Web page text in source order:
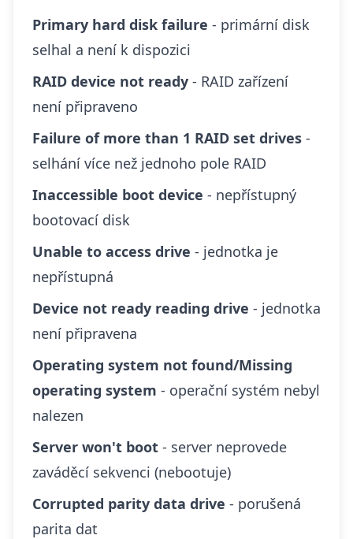
Primary hard disk failure - primární disk
selhal a není k dispozici
RAID device not ready - RAID zařízení
není připraveno
Failure of more than 1 RAID set drives -
selhání více než jednoho pole RAID
Inaccessible boot device - nepřístupný
bootovací disk
Unable to access drive - jednotka je
nepřístupná
Device not ready reading drive - jednotka
není připravena
Operating system not found/Missing
operating system - operační systém nebyl
nalezen
Server won't boot - server neprovede
zaváděcí sekvenci (nebootuje)
Corrupted parity data drive - porušená
parita dat